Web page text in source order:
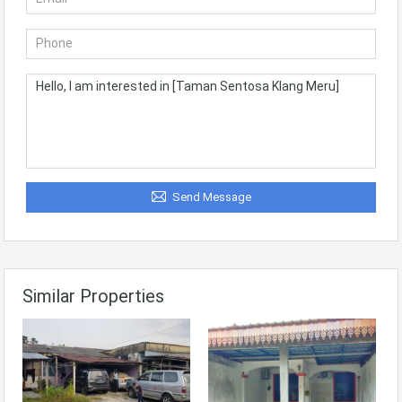
Send Message
Similar Properties